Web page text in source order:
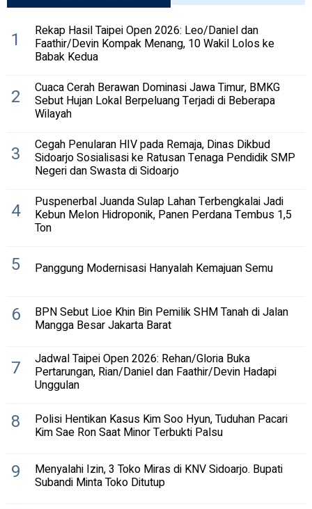
1 Rekap Hasil Taipei Open 2026: Leo/Daniel dan
Faathir/Devin Kompak Menang, 10 Wakil Lolos ke
Babak Kedua
2 Cuaca Cerah Berawan Dominasi Jawa Timur, BMKG
Sebut Hujan Lokal Berpeluang Terjadi di Beberapa
Wilayah
3 Cegah Penularan HIV pada Remaja, Dinas Dikbud
Sidoarjo Sosialisasi ke Ratusan Tenaga Pendidik SMP
Negeri dan Swasta di Sidoarjo
4 Puspenerbal Juanda Sulap Lahan Terbengkalai Jadi
Kebun Melon Hidroponik, Panen Perdana Tembus 1,5
Ton
5 Panggung Modernisasi Hanyalah Kemajuan Semu
6 BPN Sebut Lioe Khin Bin Pemilik SHM Tanah di Jalan
Mangga Besar Jakarta Barat
7 Jadwal Taipei Open 2026: Rehan/Gloria Buka
Pertarungan, Rian/Daniel dan Faathir/Devin Hadapi
Unggulan
8 Polisi Hentikan Kasus Kim Soo Hyun, Tuduhan Pacari
Kim Sae Ron Saat Minor Terbukti Palsu
9 Menyalahi Izin, 3 Toko Miras di KNV Sidoarjo. Bupati
Subandi Minta Toko Ditutup